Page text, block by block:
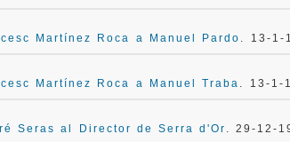
Martínez Roca a Manuel Pardo . 13-1-
Martínez Roca a Manuel Traba . 13-1-
Seras al Director de Serra d'Or . 29-12-